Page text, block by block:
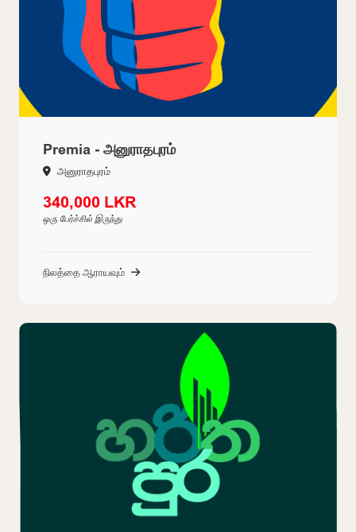
Premia - அனுராதபுரம்
அனுராதபுரம்
340,000 LKR
ஒரு பேர்ச்சில் இருந்து
நிலத்தை ஆராயவும்